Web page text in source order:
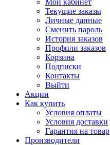
Мой кабинет
Текущие заказы
Личные данные
Сменить пароль
История заказов
Профили заказов
Корзина
Подписки
Контакты
Выйти
Акции
Как купить
Условия оплаты
Условия доставки
Гарантия на товар
Производители